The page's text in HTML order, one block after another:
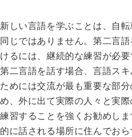
新しい言語を学ぶことは、自
同じではありません。第二言
けるには、継続的な練習が必要
第二言語を話す場合、言語ス
ためには交流が最も重要な部
め、外に出て実際の人々と実
練習することを強くお勧めし
的に話される場所に住んでお